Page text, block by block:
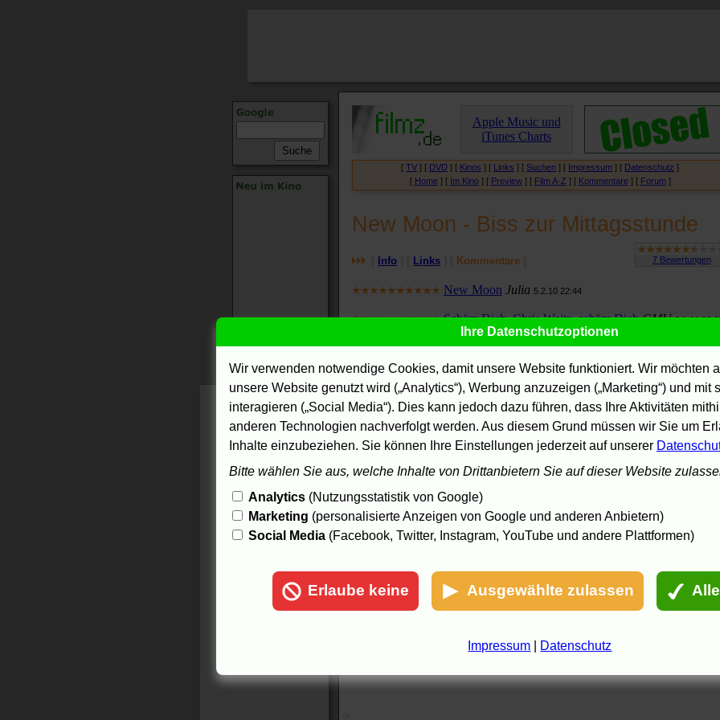
Apple Music und
iTunes Charts
[ TV ] [ DVD ] [ Kinos ] [ Links ] [ Suchen ] [ Impressum ] [ Datenschutz ]
[ Home] [ Im Kino] [ Preview] [ Film A-Z ] [ Kommentare] [ Forum]
New Moon - Biss zur Mittagsstunde
Info Links Kommentare
New Moon Julia 5.2.10 22:44
Schäm Dich, Chris Weitz, schäm Dich GMU 9.1.10
Schlampiger Umgang mit der Vorlage dch 10.12.09 02:17
geht so Tuvok
Verpasste Chance 2.12.09 23:31
NEW MOON!!!!!!!!!!! Judith
NEW MOON!!!!!!!!!!! s... 1.12.09 18:42
MEEEEGAAAA!! B.A. 25.11.09 20:37
Kommentare geschlossen
Ihre Datenschutzoptionen
Wir verwenden notwendige Cookies, damit unsere Website funktioniert. Wir möchten
unsere Website genutzt wird („Analytics“), Werbung anzuzeigen („Marketing“) und mit
interagieren („Social Media“). Dies kann jedoch dazu führen, dass Ihre Aktivitäten
anderen Technologien nachverfolgt werden. Aus diesem Grund müssen wir Sie um
Inhalte einzubeziehen. Sie können Ihre Einstellungen jederzeit auf unserer
Bitte wählen Sie aus, welche Inhalte von Drittanbietern Sie auf dieser Website
Analytics(Nutzungsstatistik von Google)
Marketing (personalisierte Anzeigen von Google und anderen Anbietern)
Social Media(Facebook, Twitter, Instagram, YouTube und andere Plattformen)
Erlaube keine Ausgewählte zulassen
Impressum Datenschutz